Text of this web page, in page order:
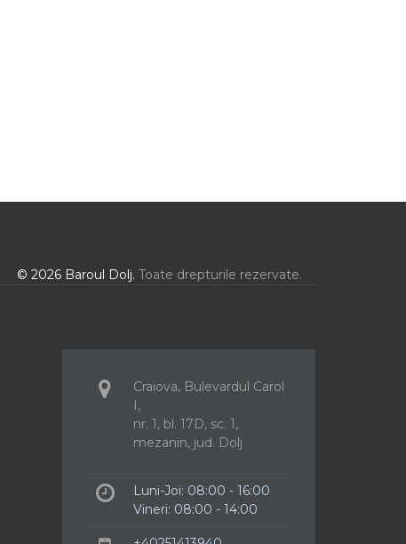
© 2026 Baroul Dolj. Toate drepturile rezervate.
Craiova, Bulevardul Carol
I,
nr. 1, bl. 17D, sc. 1,
mezanin, jud. Dolj
Luni-Joi: 08:00 - 16:00
Vineri: 08:00 - 14:00